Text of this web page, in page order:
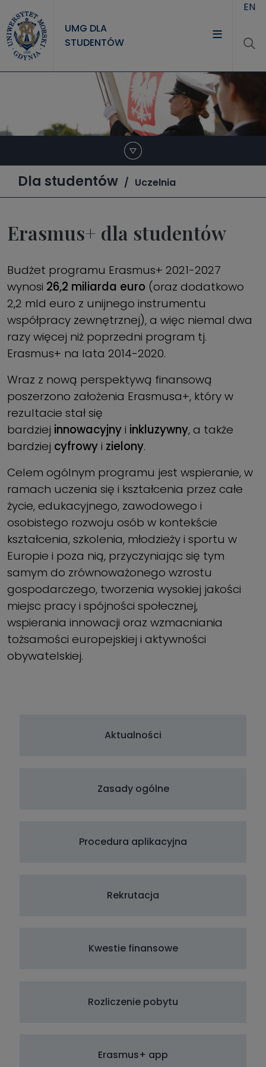
UMG DLA
STUDENTÓW
EN
Dla studentów Uczelnia
Erasmus+ dla studentów
Budżet programu Erasmus+ 2021-2027
wynosi 26,2 miliarda euro (oraz dodatkowo
2,2 mld euro z unijnego instrumentu
współpracy zewnętrznej), a więc niemal dwa
razy więcej niż poprzedni program tj.
Erasmus+ na lata 2014-2020.
Wraz z nową perspektywą finansową
poszerzono założenia Erasmusa+, który w
rezultacie stał się
bardziej innowacyjnyi inkluzywny, a także
bardziej cyfrowyi zielony.
Celem ogólnym programu jest wspieranie, w
ramach uczenia się i kształcenia przez całe
życie, edukacyjnego, zawodowego i
osobistego rozwoju osób w kontekście
kształcenia, szkolenia, młodzieży i sportu w
Europie i poza nią, przyczyniając się tym
samym do zrównoważonego wzrostu
gospodarczego, tworzenia wysokiej jakości
miejsc pracy i spójności społecznej,
wspierania innowacji oraz wzmacniania
tożsamości europejskiej i aktywności
obywatelskiej.
Aktualności
Zasady ogólne
Procedura aplikacyjna
Rekrutacja
Kwestie finansowe
Rozliczenie pobytu
Erasmus+ app